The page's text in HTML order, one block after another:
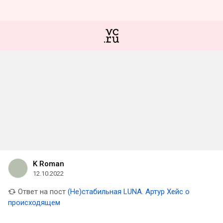
K Roman
12.10.2022
Ответ на пост (Не)стабильная LUNA. Артур Хейс о
происходящем